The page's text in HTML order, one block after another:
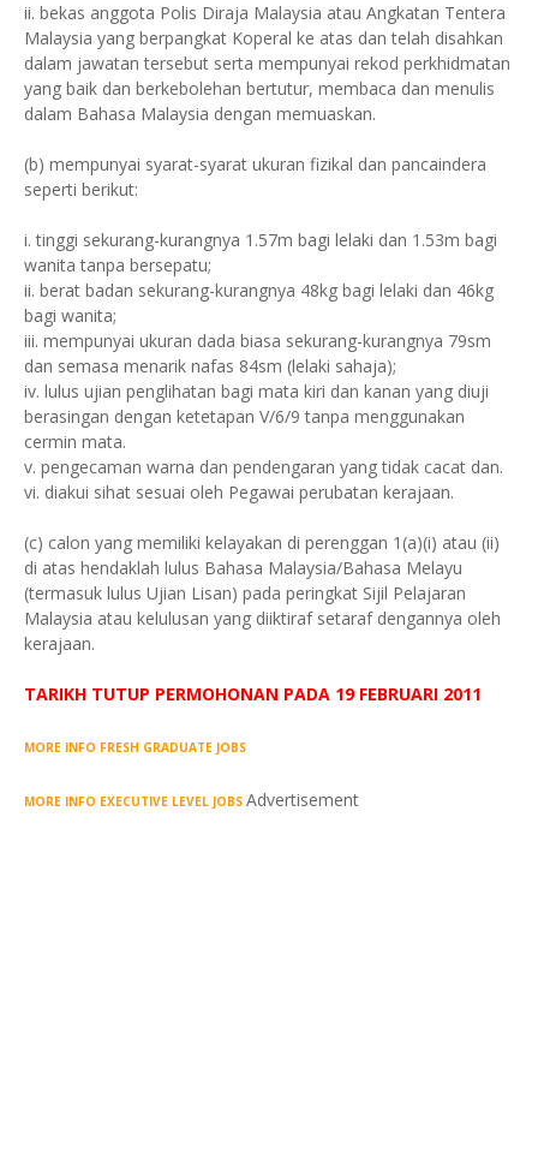
ii. bekas anggota Polis Diraja Malaysia atau Angkatan Tentera
Malaysia yang berpangkat Koperal ke atas dan telah disahkan
dalam jawatan tersebut serta mempunyai rekod perkhidmatan
yang baik dan berkebolehan bertutur, membaca dan menulis
dalam Bahasa Malaysia dengan memuaskan.
(b) mempunyai syarat-syarat ukuran fizikal dan pancaindera
seperti berikut:
i. tinggi sekurang-kurangnya 1.57m bagi lelaki dan 1.53m bagi
wanita tanpa bersepatu;
ii. berat badan sekurang-kurangnya 48kg bagi lelaki dan 46kg
bagi wanita;
iii. mempunyai ukuran dada biasa sekurang-kurangnya 79sm
dan semasa menarik nafas 84sm (lelaki sahaja);
iv. lulus ujian penglihatan bagi mata kiri dan kanan yang diuji
berasingan dengan ketetapan V/6/9 tanpa menggunakan
cermin mata.
v. pengecaman warna dan pendengaran yang tidak cacat dan.
vi. diakui sihat sesuai oleh Pegawai perubatan kerajaan.
(c) calon yang memiliki kelayakan di perenggan 1(a)(i) atau (ii)
di atas hendaklah lulus Bahasa Malaysia/Bahasa Melayu
(termasuk lulus Ujian Lisan) pada peringkat Sijil Pelajaran
Malaysia atau kelulusan yang diiktiraf setaraf dengannya oleh
kerajaan.
TARIKH TUTUP PERMOHONAN PADA 19 FEBRUARI 2011
MORE INFO FRESH GRADUATE JOBS
MORE INFO EXECUTIVE LEVEL JOBS Advertisement